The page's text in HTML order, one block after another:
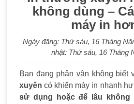
không dùng –
máy in
Ngày đăng: Thứ sáu, 16 Tháng
nhật: Thứ sáu, 16 Tháng
Bạn đang phân vân không biết
xuyên có khiến máy in nhanh
sử dụng hoặc để lâu không